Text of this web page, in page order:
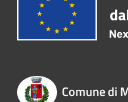
Comune di